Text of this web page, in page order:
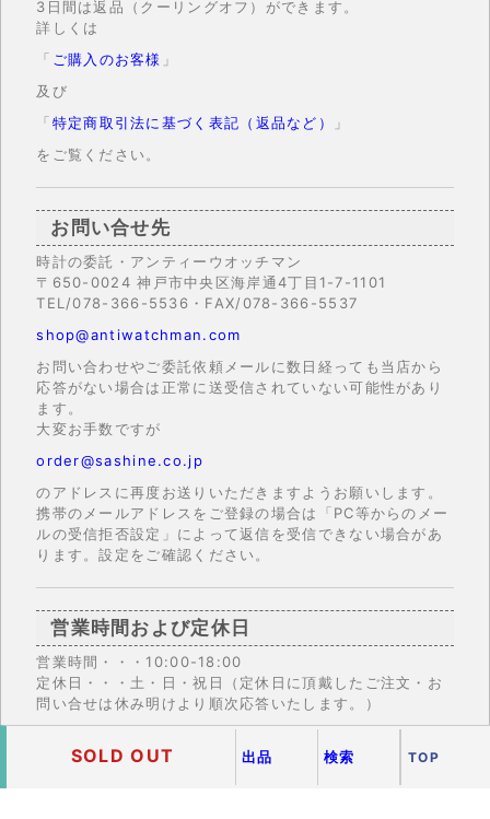
3日間は返品（クーリングオフ）ができます。
詳しくは
「 ご購入のお客様 」
及び
「特定商取引法に基づく表記（返品など）
」
をご覧ください。
お問い合せ先
時計の委託・アンティーウオッチマン
〒650-0024 神戸市中央区海岸通4丁目1-7-1101
TEL/078-366-5536・FAX/078-366-5537
shop@antiwatchman.com
お問い合わせやご委託依頼メールに数日経っても当店から
応答がない場合は正常に送受信されていない可能性があり
ます。
大変お手数ですが
order@sashine.co.jp
のアドレスに再度お送りいただきますようお願いします。
携帯のメールアドレスをご登録の場合は「PC等からのメー
ルの受信拒否設定」によって返信を受信できない場合があ
ります。設定をご確認ください。
営業時間および定休日
営業時間・・・10:00-18:00
定休日・・・土・日・祝日（定休日に頂戴したご注文・お
問い合せは休み明けより順次応答いたします。）
SOLD OUT 出品 検索 TOP